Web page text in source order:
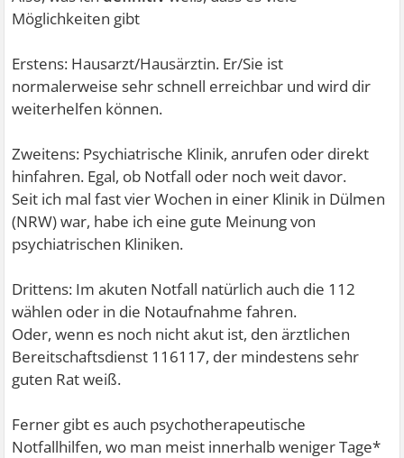
Möglichkeiten gibt
Erstens: Hausarzt/Hausärztin. Er/Sie ist
normalerweise sehr schnell erreichbar und wird dir
weiterhelfen können.
Zweitens: Psychiatrische Klinik, anrufen oder direkt
hinfahren. Egal, ob Notfall oder noch weit davor.
Seit ich mal fast vier Wochen in einer Klinik in Dülmen
(NRW) war, habe ich eine gute Meinung von
psychiatrischen Kliniken.
Drittens: Im akuten Notfall natürlich auch die 112
wählen oder in die Notaufnahme fahren.
Oder, wenn es noch nicht akut ist, den ärztlichen
Bereitschaftsdienst 116117, der mindestens sehr
guten Rat weiß.
Ferner gibt es auch psychotherapeutische
Notfallhilfen, wo man meist innerhalb weniger Tage*